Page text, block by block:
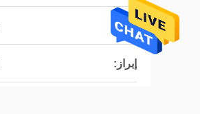
اللون:
إبراز: